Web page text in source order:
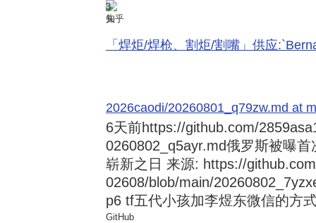
3
知乎
「焊炬/焊枪、割炬/割嘴」供应
2026caodi/20260801_q79zw.md at
6天前https://github.com/
0260802_q5ayr.md俄罗斯被曝
崭新之日 来源: https://
02608/blob/main/
p6 tf五代小孩加李煜东微信的方
GitHub